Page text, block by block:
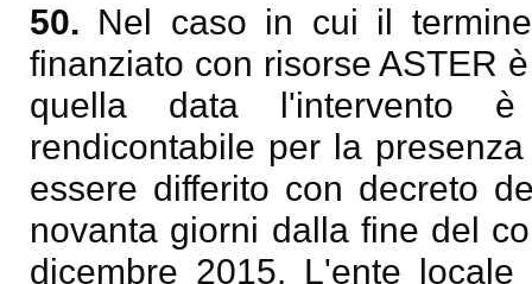
50. Nel caso in cui il
finanziato con risorse ASTER
quella data l'intervento
rendicontabile per la
essere differito con decreto
novanta giorni dalla fine del
dicembre 2015. L'ente